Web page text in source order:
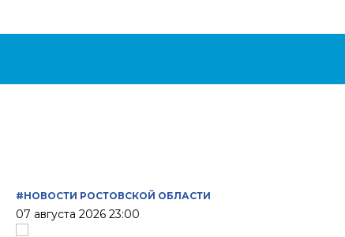
#НОВОСТИ РОСТОВСКОЙ ОБЛАСТИ
07 августа 2026 23:00